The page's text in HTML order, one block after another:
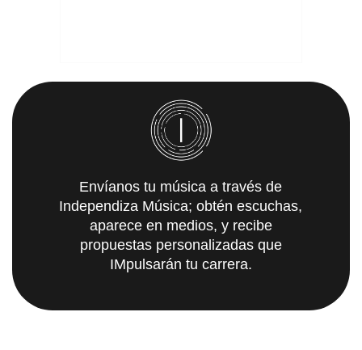
Envíanos tu música a través de
Independiza Música; obtén escuchas,
aparece en medios, y recibe
propuestas personalizadas que
IMpulsarán tu carrera.